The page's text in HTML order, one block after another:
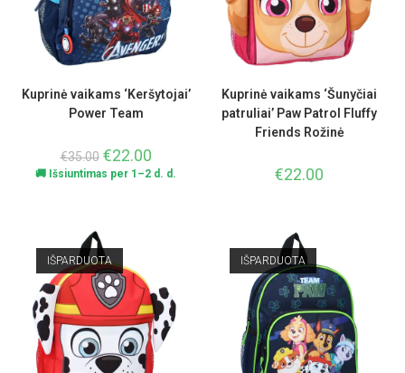
Kuprinė vaikams ‘Keršytojai’
Power Team
€35.00 €22.00
🚚 Išsiuntimas per 1–2 d. d.
Kuprinė vaikams ‘Šunyčiai
patruliai’ Paw Patrol Fluffy
Friends Rožinė
€22.00
IŠPARDUOTA IŠPARDUOTA